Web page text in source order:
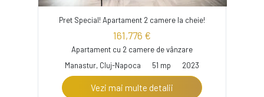
Pret Special! Apartament 2 camere la cheie!
161,776 €
Apartament cu 2 camere de vânzare
Manastur, Cluj-Napoca
51 mp 2023
Vezi mai multe detalii